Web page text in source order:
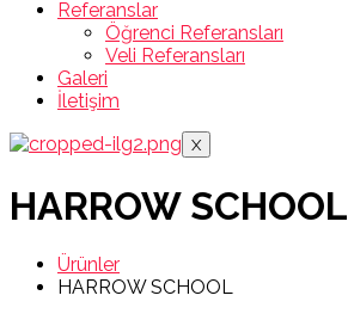
Referanslar
Öğrenci Referansları
Veli Referansları
Galeri
İletişim
X
HARROW SCHOOL
Ürünler
HARROW SCHOOL